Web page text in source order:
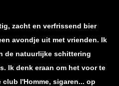
zacht en verfrissend bier
avondje uit met vrienden. Ik
de natuurlijke schittering
Ik denk eraan om het voor te
l'Homme, sigaren... op